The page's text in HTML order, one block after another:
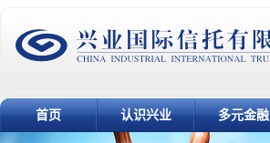
首页 认识兴业 多元金融